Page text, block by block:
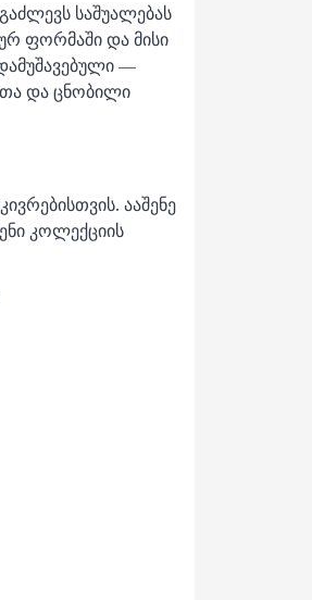
გაძლევს საშუალებას
ფორმაში და მისი
—
და ცნობილი
ააშენე
კოლექციის